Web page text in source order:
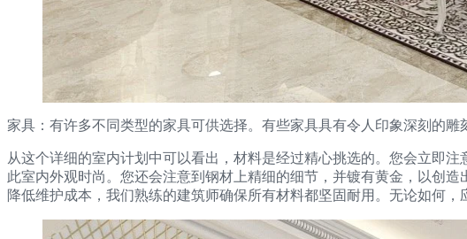
家具：有许多不同类型的家具可供选择。有些家具具有令人印象深刻的
从这个详细的室内计划中可以看出，材料是经过精心挑选的。您会立即
此室内外观时尚。您还会注意到钢材上精细的细节，并镀有黄金，以创
降低维护成本，我们熟练的建筑师确保所有材料都坚固耐用。无论如何，